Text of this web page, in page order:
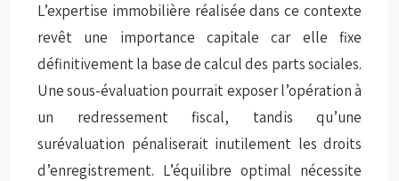
L’expertise immobilière réalisée dans ce contexte
revêt une importance capitale car elle fixe
définitivement la base de calcul des parts sociales.
Unesous-évaluation pourrait exposer l’opération à
un redressement fiscal, tandis qu’une
surévaluation pénaliserait inutilement les droits
d’enregistrement. L’équilibre optimal nécessite